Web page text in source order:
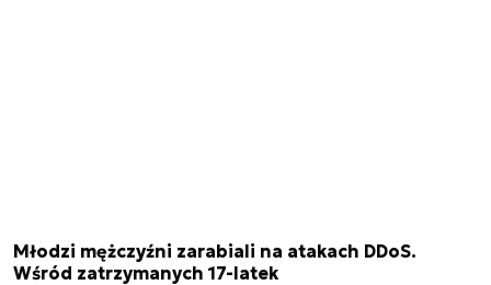
Młodzi mężczyźni zarabiali na atakach DDoS.
Wśród zatrzymanych 17-latek